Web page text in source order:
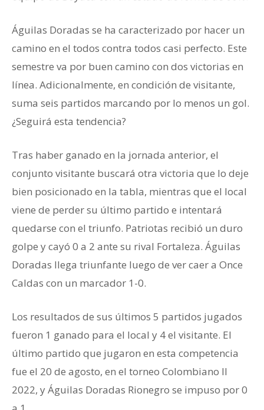
Águilas Doradas se ha caracterizado por hacer un
camino en el todos contra todos casi perfecto. Este
semestre va por buen camino con dos victorias en
línea. Adicionalmente, en condición de visitante,
suma seis partidos marcando por lo menos un gol.
¿Seguirá esta tendencia?
Tras haber ganado en la jornada anterior, el
conjunto visitante buscará otra victoria que lo deje
bien posicionado en la tabla, mientras que el local
viene de perder su último partido e intentará
quedarse con el triunfo. Patriotas recibió un duro
golpe y cayó 0 a 2 ante su rival Fortaleza. Águilas
Doradas llega triunfante luego de ver caer a Once
Caldas con un marcador 1-0.
Los resultados de sus últimos 5 partidos jugados
fueron 1 ganado para el local y 4 el visitante. El
último partido que jugaron en esta competencia
fue el 20 de agosto, en el torneo Colombiano II
2022, y Águilas Doradas Rionegro se impuso por 0